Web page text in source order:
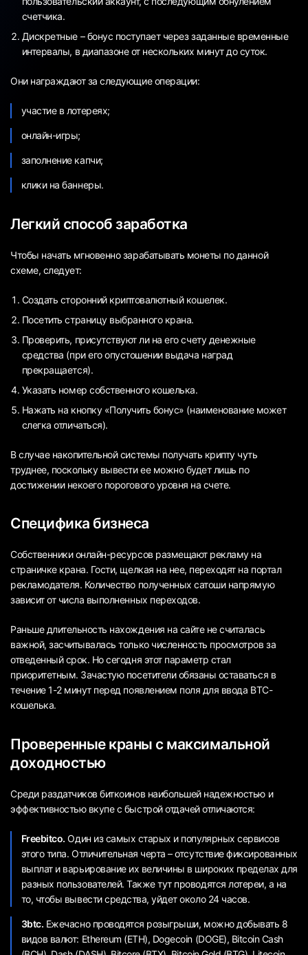
счетчика.
Дискретные – бонус поступает через заданные временные
интервалы, в диапазоне от нескольких минут до суток.
Они награждают за следующие операции:
участие в лотереях;
онлайн-игры;
заполнение капчи;
клики на баннеры.
Легкий способ заработка
Чтобы начать мгновенно зарабатывать монеты по данной
схеме, следует:
Создать сторонний криптовалютный кошелек.
Посетить страницу выбранного крана.
Проверить, присутствуют ли на его счету денежные
средства (при его опустошении выдача наград
прекращается).
Указать номер собственного кошелька.
Нажать на кнопку «Получить бонус» (наименование может
слегка отличаться).
В случае накопительной системы получать крипту чуть
труднее, поскольку вывести ее можно будет лишь по
достижении некоего порогового уровня на счете.
Специфика бизнеса
Собственники онлайн-ресурсов размещают рекламу на
страничке крана. Гости, щелкая на нее, переходят на портал
рекламодателя. Количество полученных сатоши напрямую
зависит от числа выполненных переходов.
Раньше длительность нахождения на сайте не считалась
важной, засчитывалась только численность просмотров за
отведенный срок. Но сегодня этот параметр стал
приоритетным. Зачастую посетители обязаны оставаться в
течение 1-2 минут перед появлением поля для ввода BTC-
кошелька.
Проверенные краны с максимальной
доходностью
Среди раздатчиков биткоинов наибольшей надежностью и
эффективностью вкупе с быстрой отдачей отличаются:
Freebitco. Один из самых старых и популярных сервисов
этого типа. Отличительная черта – отсутствие фиксированных
выплат и варьирование их величины в широких пределах для
разных пользователей. Также тут проводятся лотереи, а на
то, чтобы вывести средства, уйдет около 24 часов.
3btc. Ежечасно проводятся розыгрыши, можно добывать 8
видов валют: Ethereum (ЕТН), Dogecoin (DOGE), Bitcoin Cash